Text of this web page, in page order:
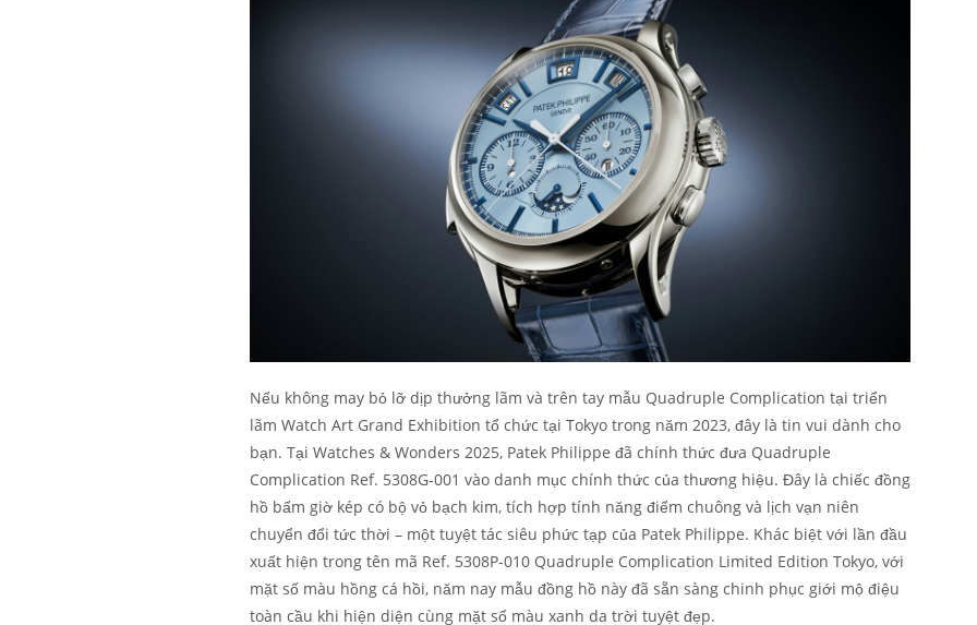
Nếu không may bỏ lỡ dịp thưởng lãm và trên tay mẫu Quadruple Complication tại triển
lãm Watch Art Grand Exhibition tổ chức tại Tokyo trong năm 2023, đây là tin vui dành cho
bạn. Tại Watches & Wonders 2025, Patek Philippe đã chính thức đưa Quadruple
Complication Ref. 5308G-001 vào danh mục chính thức của thương hiệu. Đây là chiếc đồng
hồ bấm giờ kép có bộ vỏ bạch kim, tích hợp tính năng điểm chuông và lịch vạn niên
chuyển đổi tức thời – một tuyệt tác siêu phức tạp của Patek Philippe. Khác biệt với lần đầu
xuất hiện trong tên mã Ref. 5308P-010 Quadruple Complication Limited Edition Tokyo, với
mặt số màu hồng cá hồi, năm nay mẫu đồng hồ này đã sẵn sàng chinh phục giới mộ điệu
toàn cầu khi hiện diện cùng mặt số màu xanh da trời tuyệt đẹp.